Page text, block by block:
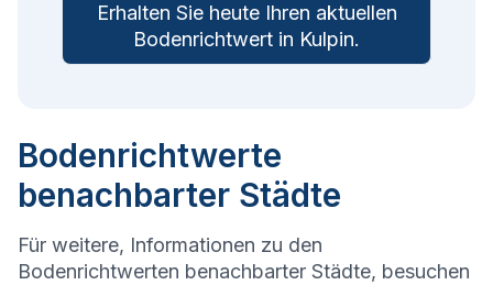
Erhalten Sie heute Ihren aktuellen
Bodenrichtwert in Kulpin.
Bodenrichtwerte
benachbarter Städte
Für weitere, Informationen zu den
Bodenrichtwerten benachbarter Städte, besuchen